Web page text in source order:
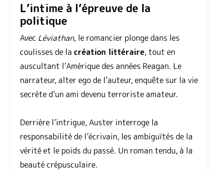
L’intime à l’épreuve de la
politique
Avec Léviathan, le romancier plonge dans les
coulisses de la création littéraire, tout en
auscultant l’Amérique des années Reagan. Le
narrateur, alter ego de l’auteur, enquête sur la vie
secrète d’un ami devenu terroriste amateur.
Derrière l’intrigue, Auster interroge la
responsabilité de l’écrivain, les ambiguïtés de la
vérité et le poids du passé. Un roman tendu, à la
beauté crépusculaire.